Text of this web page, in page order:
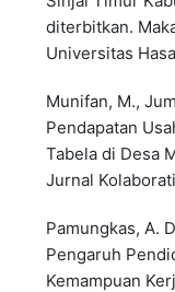
diterbitkan.
Universitas
Munifan, M.,
Pendapatan
Tabela di Desa
Jurnal
Pamungkas, A.
Pengaruh
Kemampuan